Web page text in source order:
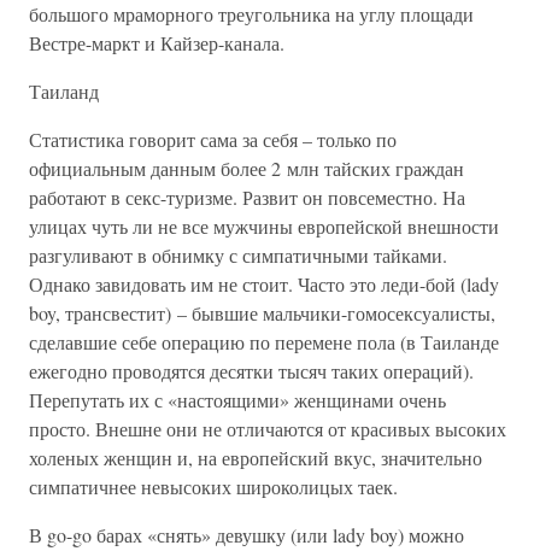
большого мраморного треугольника на углу площади
Вестре-маркт и Кайзер-канала.
Таиланд
Статистика говорит сама за себя – только по
официальным данным более 2 млн тайских граждан
работают в секс-туризме. Развит он повсеместно. На
улицах чуть ли не все мужчины европейской внешности
разгуливают в обнимку с симпатичными тайками.
Однако завидовать им не стоит. Часто это леди-бой (lady
boy, трансвестит) – бывшие мальчики-гомосексуалисты,
сделавшие себе операцию по перемене пола (в Таиланде
ежегодно проводятся десятки тысяч таких операций).
Перепутать их с «настоящими» женщинами очень
просто. Внешне они не отличаются от красивых высоких
холеных женщин и, на европейский вкус, значительно
симпатичнее невысоких широколицых таек.
В go-go барах «снять» девушку (или lady boy) можно